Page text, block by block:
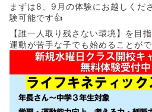
まずは8、9月の体験にお越しくだ
験可能です👍
【誰一人取り残さない環境】を目
運動が苦手な子でも始めることがで